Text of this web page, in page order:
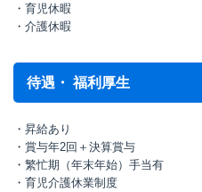
・育児休暇
・介護休暇
待遇・ 福利厚生
・昇給あり
・賞与年2回＋決算賞与
・繁忙期（年末年始）手当有
・育児介護休業制度